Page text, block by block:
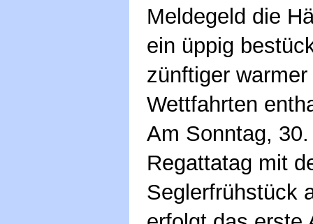
Meldegeld die
ein üppig
zünftiger
Wettfahrten
Am Sonntag,
Regattatag mit
Seglerfrühstück